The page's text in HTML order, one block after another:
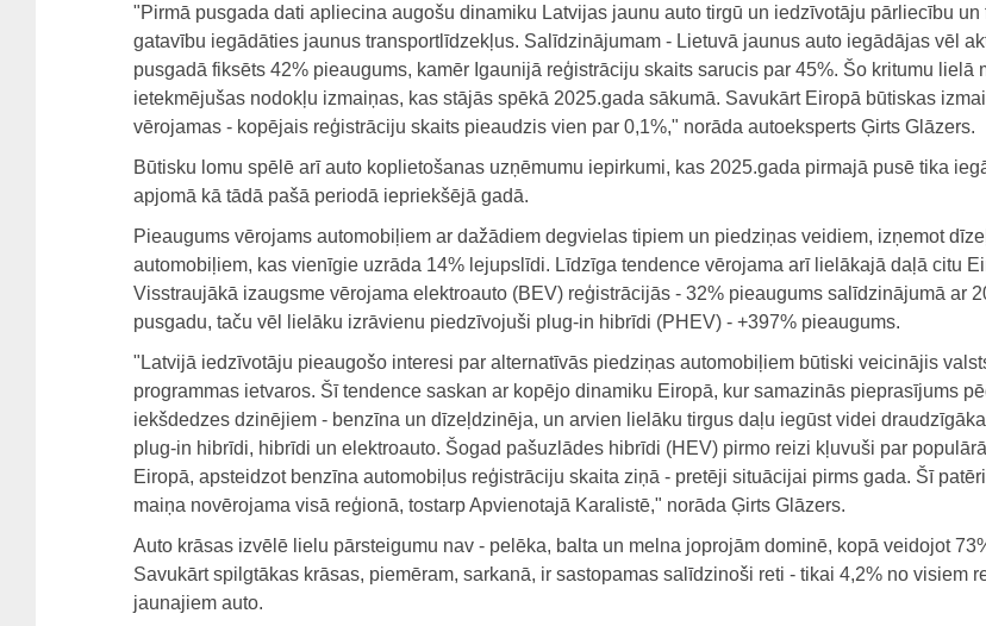
"Pirmā pusgada dati apliecina augošu dinamiku Latvijas jaunu auto tirgū un iedzīvotāju pārliecību un
gatavību iegādāties jaunus transportlīdzekļus. Salīdzinājumam - Lietuvā jaunus auto iegādājas vēl
pusgadā fiksēts 42% pieaugums, kamēr Igaunijā reģistrāciju skaits sarucis par 45%. Šo kritumu lielā
ietekmējušas nodokļu izmaiņas, kas stājās spēkā 2025.gada sākumā. Savukārt Eiropā būtiskas
vērojamas - kopējais reģistrāciju skaits pieaudzis vien par 0,1%," norāda autoeksperts Ģirts Glāzers.
Būtisku lomu spēlē arī auto koplietošanas uzņēmumu iepirkumi, kas 2025.gada pirmajā pusē tika
apjomā kā tādā pašā periodā iepriekšējā gadā.
Pieaugums vērojams automobiļiem ar dažādiem degvielas tipiem un piedziņas veidiem, izņemot
automobiļiem, kas vienīgie uzrāda 14% lejupslīdi. Līdzīga tendence vērojama arī lielākajā daļā citu
Visstraujākā izaugsme vērojama elektroauto (BEV) reģistrācijās - 32% pieaugums salīdzinājumā ar
pusgadu, taču vēl lielāku izrāvienu piedzīvojuši plug-in hibrīdi (PHEV) - +397% pieaugums.
"Latvijā iedzīvotāju pieaugošo interesi par alternatīvās piedziņas automobiļiem būtiski veicinājis
programmas ietvaros. Šī tendence saskan ar kopējo dinamiku Eiropā, kur samazinās pieprasījums
iekšdedzes dzinējiem - benzīna un dīzeļdzinēja, un arvien lielāku tirgus daļu iegūst videi
plug-in hibrīdi, hibrīdi un elektroauto. Šogad pašuzlādes hibrīdi (HEV) pirmo reizi kļuvuši par
Eiropā, apsteidzot benzīna automobiļus reģistrāciju skaita ziņā - pretēji situācijai pirms gada. Šī
maiņa novērojama visā reģionā, tostarp Apvienotajā Karalistē," norāda Ģirts Glāzers.
Auto krāsas izvēlē lielu pārsteigumu nav - pelēka, balta un melna joprojām dominē, kopā veidojot
Savukārt spilgtākas krāsas, piemēram, sarkanā, ir sastopamas salīdzinoši reti - tikai 4,2% no visiem
jaunajiem auto.